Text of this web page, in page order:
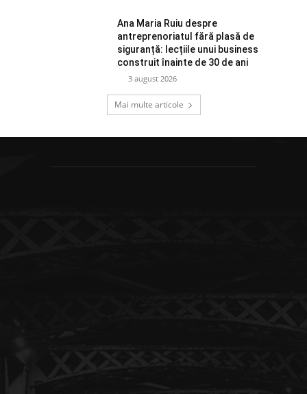
Ana Maria Ruiu despre
antreprenoriatul fără plasă de
siguranță: lecțiile unui business
construit înainte de 30 de ani
3 august 2026
Mai multe articole